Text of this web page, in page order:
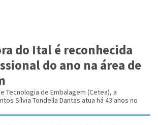
do Ital é reconhecida
do ano na área de
Tecnologia de Embalagem (Cetea), a
Sílvia Tondella Dantas atua há 43 anos no